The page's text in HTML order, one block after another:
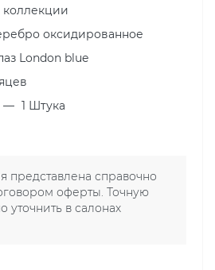
коллекции
оксидированное
London blue
— 1 Штука
представлена справочно
оферты. Точную
уточнить в салонах